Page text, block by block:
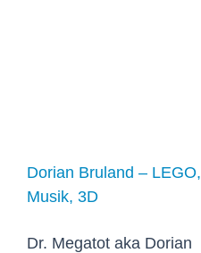
3D
Dorian Bruland – LEGO,
Musik, 3D
Dr. Megatot aka Dorian